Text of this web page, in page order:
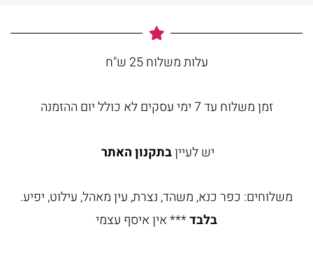
עלות משלוח 25 ש"ח
זמן משלוח עד 7 ימי עסקים לא כולל יום ההזמנה
יש לעייןבתקנון האתר
משלוחים: כפר כנא, משהד, נצרת, עין מאהל, עילוט, יפיע.
בלבד*** אין איסף עצמי